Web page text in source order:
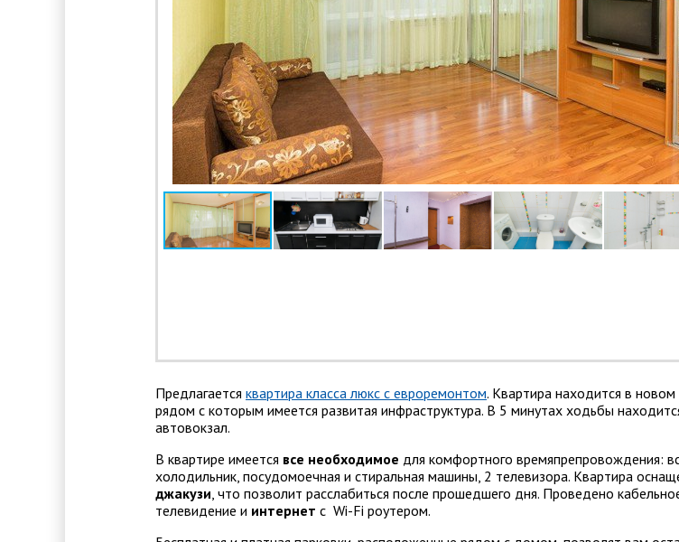
Предлагается квартира класса люкс с евроремонтом. Квартира находится в
рядом с которым имеется развитая инфраструктура. В 5 минутах ходьбы
автовокзал.
В квартире имеется все необходимое для комфортного времяпрепровождения:
холодильник, посудомоечная и стиральная машины, 2 телевизора. Квартира
джакузи, что позволит расслабиться после прошедшего дня. Проведено
телевидение и интернет с Wi-Fi роутером.